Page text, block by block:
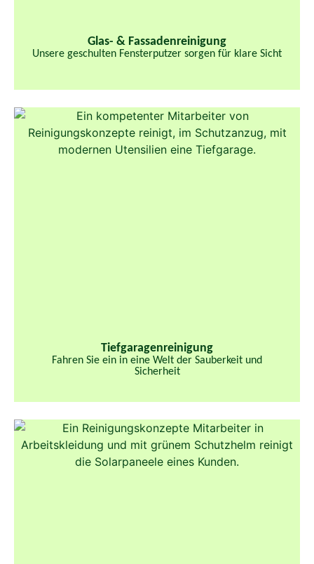
Glas- & Fassaden­reinigung​
Unsere geschulten Fensterputzer sorgen für klare Sicht
Tiefgaragenreinigung
Fahren Sie ein in eine Welt der Sauberkeit und
Sicherheit